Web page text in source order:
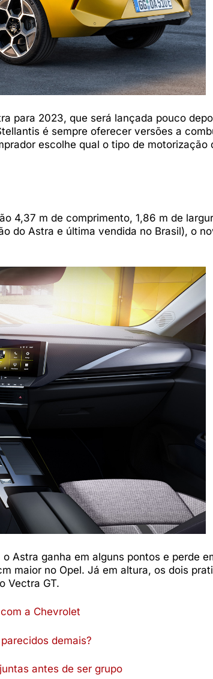
para 2023, que será lançada pouco
é sempre oferecer versões a
escolhe qual o tipo de motorização
4,37 m de comprimento, 1,86 m de
do Astra e última vendida no Brasil), o
Astra ganha em alguns pontos e perde
maior no Opel. Já em altura, os dois
Vectra GT.
a Chevrolet
demais?
antes de ser grupo